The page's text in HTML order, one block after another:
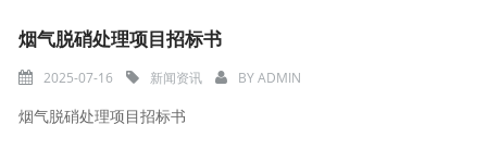
烟气脱硝处理项目招标书
2025-07-16 新闻资讯 BYADMIN
烟气脱硝处理项目招标书